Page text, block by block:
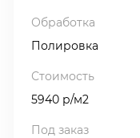
Полировка
5940 р/м2